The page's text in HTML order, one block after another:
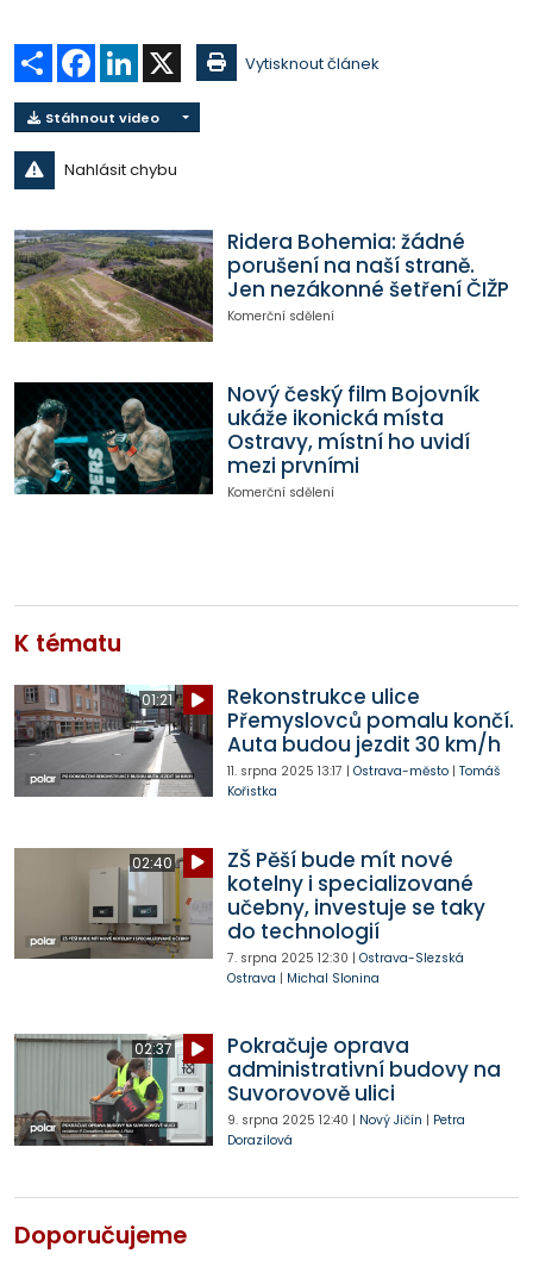
Sdílet Facebook
LinkedIn Vytisknout článek
Stáhnout video
Nahlásit chybu
Ridera Bohemia: žádné
porušení na naší straně.
Jen nezákonné šetření ČIŽP
Komerční sdělení
Nový český film Bojovník
ukáže ikonická místa
Ostravy, místní ho uvidí
mezi prvními
Komerční sdělení
K tématu
01:21
Rekonstrukce ulice
Přemyslovců pomalu končí.
Auta budou jezdit 30 km/h
11. srpna 2025 13:17 | Ostrava-město| Tomáš
Kořistka
02:40
ZŠ Pěší bude mít nové
kotelny i specializované
učebny, investuje se taky
do technologií
7. srpna 2025 12:30 | Ostrava-Slezská
Ostrava | Michal Slonina
02:37
Pokračuje oprava
administrativní budovy na
Suvorovově ulici
9. srpna 2025 12:40 | Nový Jičín | Petra
Dorazilová
Doporučujeme